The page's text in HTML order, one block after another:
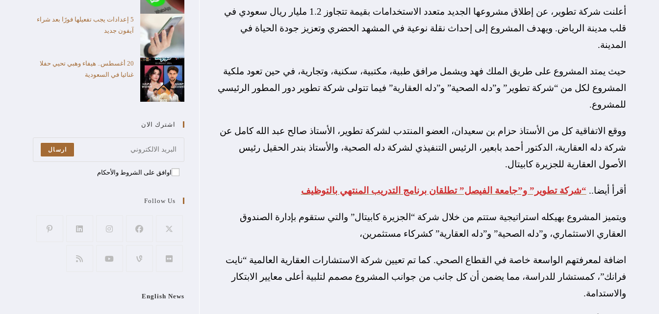
أعلنت شركة تطوير، عن إطلاق مشروعها الجديد متعدد الاستخدامات بقيمة تتجاوز 1.2 مليار ريال سعودي في
قلب مدينة الرياض. ويهدف المشروع إلى إحداث نقلة نوعية في المشهد الحضري وتعزيز جودة الحياة في
المدينة.
حيث يمتد المشروع على طريق الملك فهد ويشمل مرافق طبية، مكتبية، سكنية، وتجارية، في حين تعود ملكية
المشروع لكل من “شركة تطوير” و”دله الصحية” و”دله العقارية” فيما تتولى شركة تطوير دور المطور الرئيسي
للمشروع.
ووقع الاتفاقية كل من الأستاذ حزام بن سعيدان، العضو المنتدب لشركة تطوير، الأستاذ صالح عبد الله كامل عن
شركة دله العقارية، الدكتور أحمد بابعير، الرئيس التنفيذي لشركة دله الصحية، والأستاذ بندر الحقيل رئيس
الأصول العقارية للجزيرة كابيتال.
أقرأ أيضا.. “شركة تطوير” و”جامعة الفيصل” تطلقان برنامج التدريب المنتهي بالتوظيف
ويتميز المشروع بهيكله استراتيجية ستتم من خلال شركة “الجزيرة كابيتال” والتي ستقوم بإدارة الصندوق
العقاري الاستثماري، و”دله الصحية” و”دله العقارية” كشركاء مستثمرين،
اضافة لمعرفتهم الواسعة خاصة في القطاع الصحي. كما تم تعيين شركة الاستشارات العقارية العالمية “نايت
فرانك”، كمستشار للدراسة، مما يضمن أن كل جانب من جوانب المشروع مصمم لتلبية أعلى معايير الابتكار
والاستدامة.
5 إعدادات يجب تفعيلها فورًا بعد شراء
آيفون جديد
20 أغسطس.. هيفاء وهبي تحيي حفلا
غنائيا في السعودية
اشترك الان
ارسال
اوافق على الشروط والأحكام
Follow Us
English News